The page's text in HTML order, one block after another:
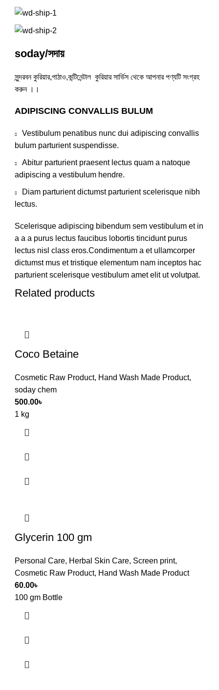
soday/সদায়
সুন্দরবন কুরিয়ার,পাঠাও,কন্টিনেন্টাল কুরিয়ার সার্ভিস থেকে আপনার পণ্যটি সংগ্রহ
করুন ।।
ADIPISCING CONVALLIS BULUM
Vestibulum penatibus nunc dui adipiscing convallis
bulum parturient suspendisse.
Abitur parturient praesent lectus quam a natoque
adipiscing a vestibulum hendre.
Diam parturient dictumst parturient scelerisque nibh
lectus.
Scelerisque adipiscing bibendum sem vestibulum et in
a a a purus lectus faucibus lobortis tincidunt purus
lectus nisl class eros.Condimentum a et ullamcorper
dictumst mus et tristique elementum nam inceptos hac
parturient scelerisque vestibulum amet elit ut volutpat.
Related products
Coco Betaine
Cosmetic Raw Product, Hand Wash Made Product,
soday chem
500.00৳
1 kg
Glycerin 100 gm
Personal Care, Herbal Skin Care, Screen print,
Cosmetic Raw Product, Hand Wash Made Product
60.00৳
100 gm Bottle